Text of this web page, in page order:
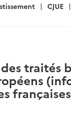
CJUE
traités